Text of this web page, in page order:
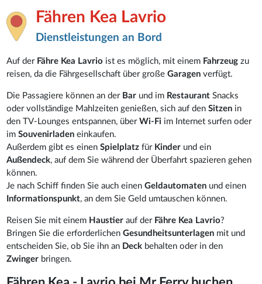
Fähren Kea Lavrio
Dienstleistungen an Bord
Auf der Fähre Kea Lavrio ist es möglich, mit einem Fahrzeugzu
reisen, da die Fährgesellschaft über großeGaragenverfügt.
Die Passagiere können an der Bar und im RestaurantSnacks
oder vollständige Mahlzeiten genießen, sich auf denSitzen in
den TV-Lounges entspannen, überWi-Fi im Internet surfen oder
imSouvenirladeneinkaufen.
Außerdem gibt es einenSpielplatzfür Kinder und ein
Außendeck, auf dem Sie während der Überfahrt spazieren gehen
können.
Je nach Schiff finden Sie auch einenGeldautomaten und einen
Informationspunkt, an dem Sie Geld umtauschen können.
Reisen Sie mit einem Haustierauf der Fähre Kea Lavrio?
Bringen Sie die erforderlichenGesundheitsunterlagen mit und
entscheiden Sie, ob Sie ihn an Deck behalten oder in den
Zwinger bringen.